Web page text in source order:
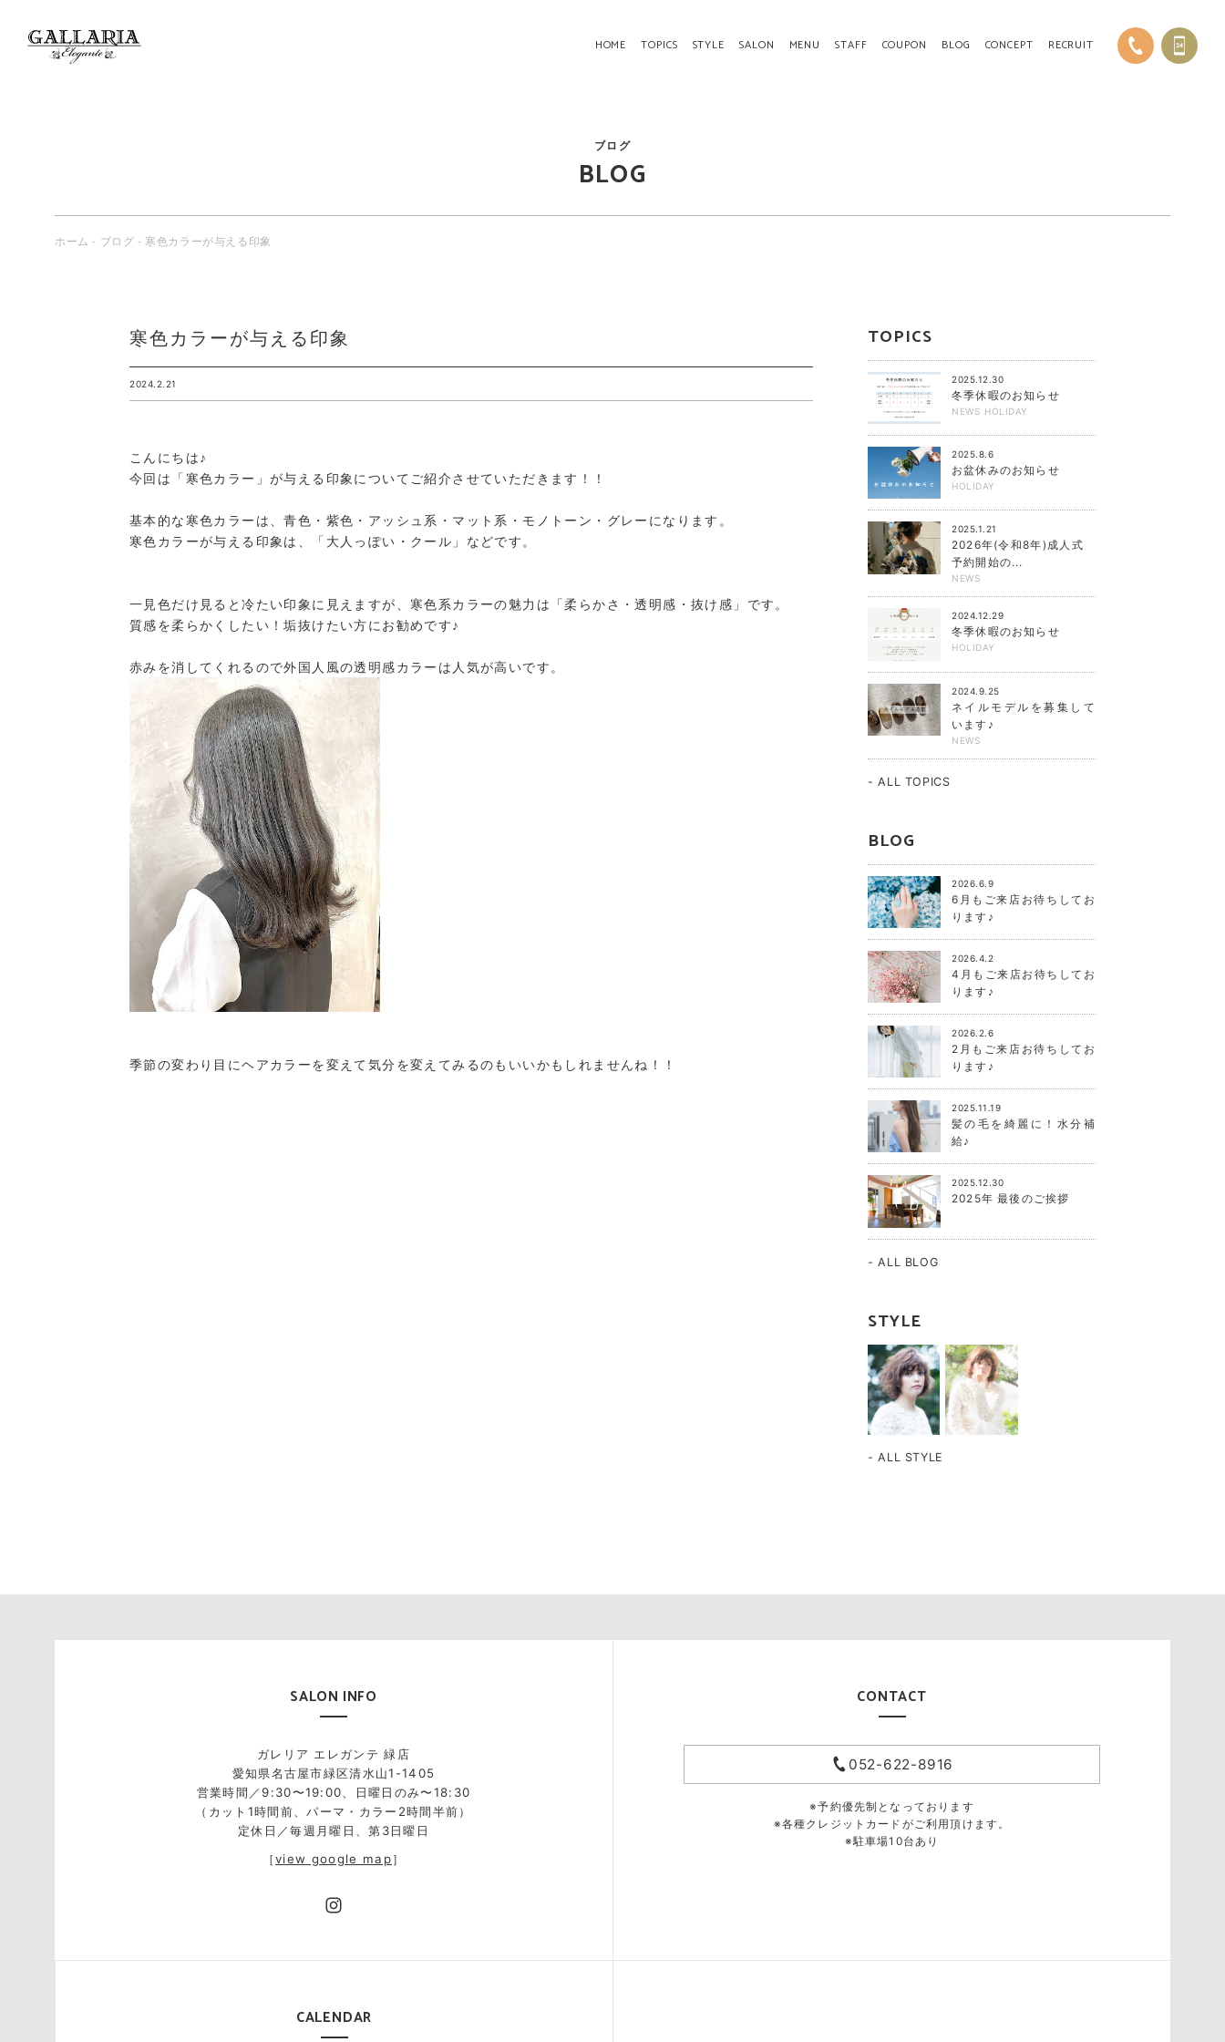
HOME TOPICS STYLE SALON MENU STAFF COUPON BLOG CONCEPT RECRUIT
ブログ
BLOG
ホーム - ブログ -寒色カラーが与える印象
寒色カラーが与える印象
2024.2.21
こんにちは♪
今回は「寒色カラー」が与える印象についてご紹介させていただきます！！
基本的な寒色カラーは、青色・紫色・アッシュ系・マット系・モノトーン・グレーになります。
寒色カラーが与える印象は、「大人っぽい・クール」などです。
一見色だけ見ると冷たい印象に見えますが、寒色系カラーの魅力は「柔らかさ・透明感・抜け感」です。
質感を柔らかくしたい！垢抜けたい方にお勧めです♪
赤みを消してくれるので外国人風の透明感カラーは人気が高いです。
季節の変わり目にヘアカラーを変えて気分を変えてみるのもいいかもしれませんね！！
TOPICS
2025.12.30
冬季休暇のお知らせ
NEWS HOLIDAY
2025.8.6
お盆休みのお知らせ
HOLIDAY
2025.1.21
2026年(令和8年)成人式
予約開始の...
NEWS
2024.12.29
冬季休暇のお知らせ
HOLIDAY
2024.9.25
ネイルモデルを募集して
います♪
NEWS
- ALL TOPICS
BLOG
2026.6.9
6月もご来店お待ちしてお
ります♪
2026.4.2
4月もご来店お待ちしてお
ります♪
2026.2.6
2月もご来店お待ちしてお
ります♪
2025.11.19
髪の毛を綺麗に！水分補
給♪
2025.12.30
2025年 最後のご挨拶
- ALL BLOG
STYLE
- ALL STYLE
SALON INFO
ガレリア エレガンテ 緑店
愛知県名古屋市緑区清水山1-1405
営業時間／9:30〜19:00、日曜日のみ〜18:30
（カット1時間前、パーマ・カラー2時間半前）
定休日／毎週月曜日、第3日曜日
［view google map］
CONTACT
052-622-8916
※予約優先制となっております
※各種クレジットカードがご利用頂けます。
※駐車場10台あり
CALENDAR